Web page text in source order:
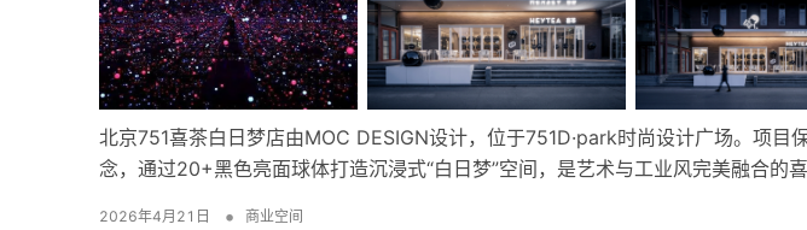
北京751喜茶白日梦店由MOC DESIGN设计，位于751D·park时尚设计广场。项目
念，通过20+黑色亮面球体打造沉浸式“白日梦”空间，是艺术与工业风完美融合的
2026年4月21日 • 商业空间